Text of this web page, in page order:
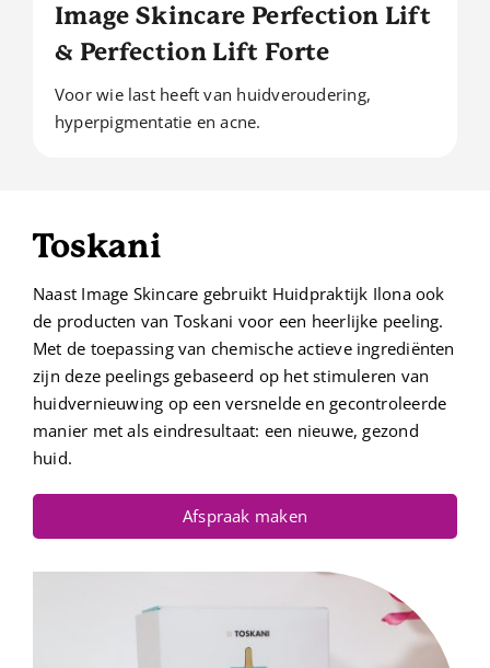
Image Skincare Perfection Lift
& Perfection Lift Forte
Voor wie last heeft van huidveroudering,
hyperpigmentatie en acne.
Toskani
Naast Image Skincare gebruikt Huidpraktijk Ilona ook
de producten van Toskani voor een heerlijke peeling.
Met de toepassing van chemische actieve ingrediënten
zijn deze peelings gebaseerd op het stimuleren van
huidvernieuwing op een versnelde en gecontroleerde
manier met als eindresultaat: een nieuwe, gezond
huid.
Afspraak maken